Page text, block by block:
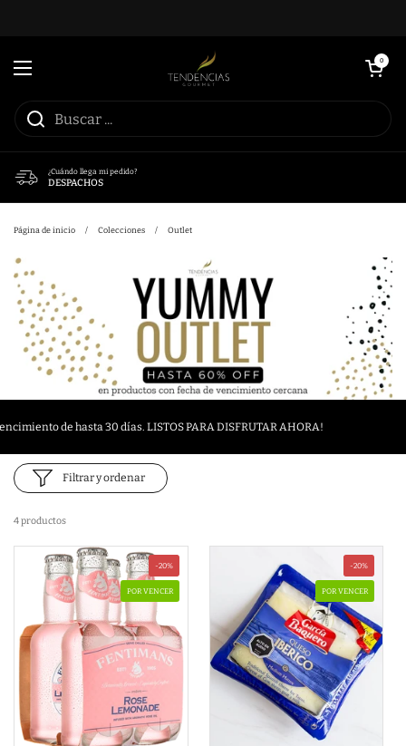
Abrir menú
Abrir carrito
0
¿Cuándo llega mi pedido?
DESPACHOS
Página de inicio / Colecciones / Outlet
de hasta 30 días. LISTOS PARA DISFRUTAR AHORA!
4 productos
Filtrar y ordenar
-20%
POR VENCER
-20%
POR VENCER